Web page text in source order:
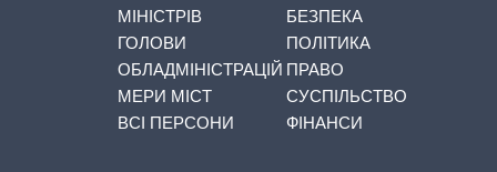
МІНІСТРІВ
ГОЛОВИ
ОБЛАДМІНІСТРАЦІЙ
МЕРИ МІСТ
ВСІ ПЕРСОНИ
БЕЗПЕКА
ПОЛІТИКА
ПРАВО
СУСПІЛЬСТВО
ФІНАНСИ